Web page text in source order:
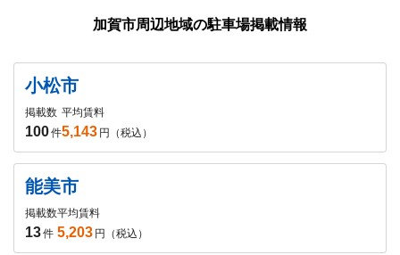
加賀市周辺地域の駐車場掲載情報
小松市
掲載数
100件
平均賃料
5,143 円（税込）
能美市
掲載数
13件
平均賃料
5,203 円（税込）